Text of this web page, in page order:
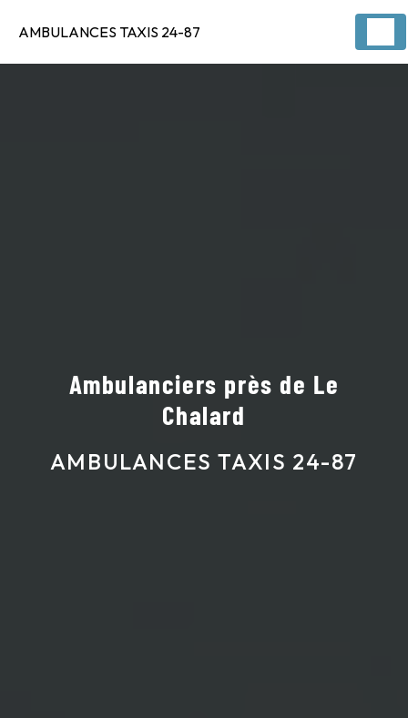
AMBULANCES TAXIS 24-87
Ambulanciers près de Le
Chalard
AMBULANCES TAXIS 24-87